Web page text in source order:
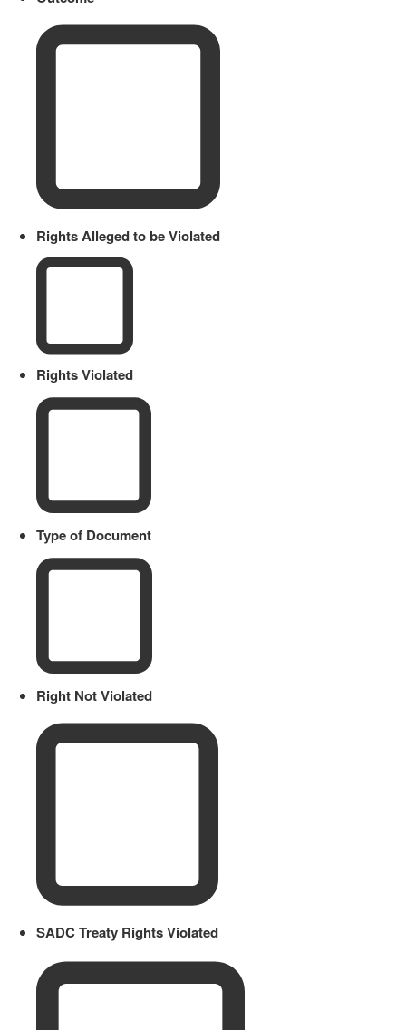
Rights Alleged to be Violated
Rights Violated
Type of Document
Right Not Violated
SADC Treaty Rights Violated